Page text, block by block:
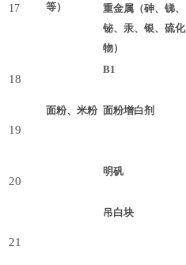
等）
17 重金属 （砷、锑、
铋、汞、银、硫化
物）
18
B1
19
面粉、米粉 面粉增白剂
20
明矾
21
吊白块